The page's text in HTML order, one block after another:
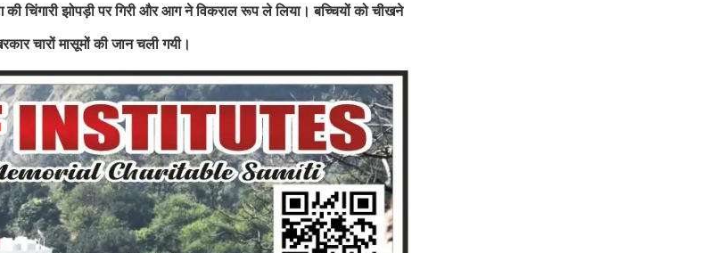
झोपड़ी पर गिरी और आग ने विकराल रूप ले लिया। बच्चियों को चीखने
चारों मासूमों की जान चली गयी।